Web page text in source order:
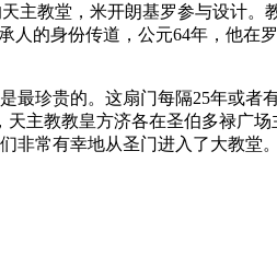
主教堂，米开朗基罗参与设计。
人的身份传道，公元64年，他在
最珍贵的。这扇门每隔25年或者
主教教皇方济各在圣伯多禄广
非常有幸地从圣门进入了大教堂。